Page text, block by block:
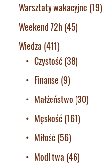
Warsztaty wakacyjne (19)
Weekend 72h(45)
Wiedza (411)
Czystość(38)
Finanse (9)
Małżeństwo (30)
Męskość(161)
Miłość(56)
Modlitwa (46)